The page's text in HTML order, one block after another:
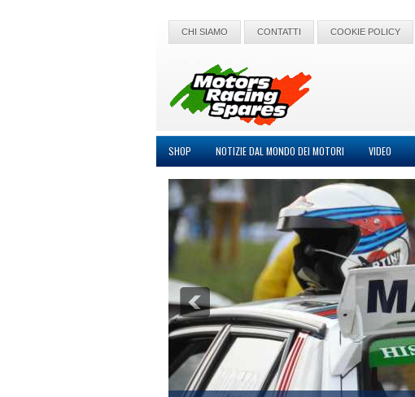
CHI SIAMO CONTATTI COOKIE POLICY
SHOP NOTIZIE DAL MONDO DEI MOTORI VIDEO